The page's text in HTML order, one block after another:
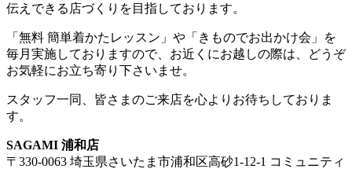
伝えできる店づくりを目指しております。
「無料 簡単着かたレッスン」や「きものでお出かけ会」を
毎月実施しておりますので、お近くにお越しの際は、どうぞ
お気軽にお立ち寄り下さいませ。
スタッフ一同、皆さまのご来店を心よりお待ちしておりま
す。
SAGAMI 浦和店
〒330-0063 埼玉県さいたま市浦和区高砂1-12-1 コミュニティ